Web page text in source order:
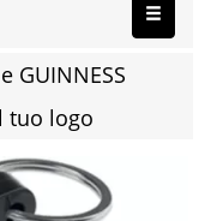
GUINNESS
tuo logo